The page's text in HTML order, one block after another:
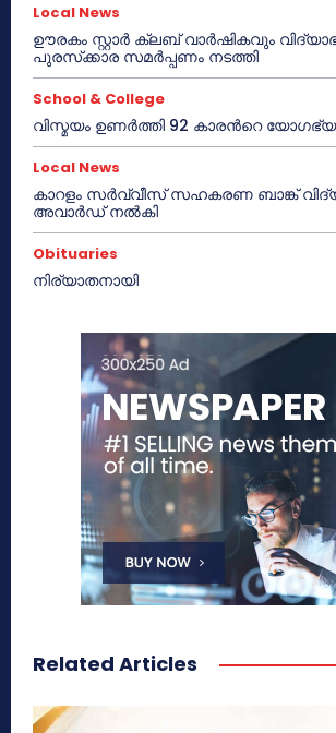
Local News
ഊരകം സ്റ്റാർ ക്ലബ് വാർഷികവും
പുരസ്‌ക്കാര സമർപ്പണം നടത്തി
School & College
വിസ്മയം ഉണർത്തി 92 കാരൻറെ
Local News
കാറളം സർവ്വീസ് സഹകരണ ബാങ്ക്
അവാർഡ് നൽകി
Obituaries
നിര്യാതനായി
Related Articles